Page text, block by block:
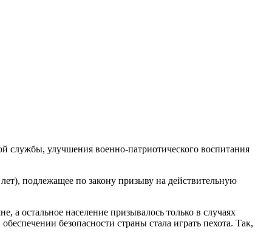
службы, улучшения военно-патриотического воспитания
подлежащее по закону призыву на действительную
а остальное население призывалось только в случаях
безопасности страны стала играть пехота. Так,